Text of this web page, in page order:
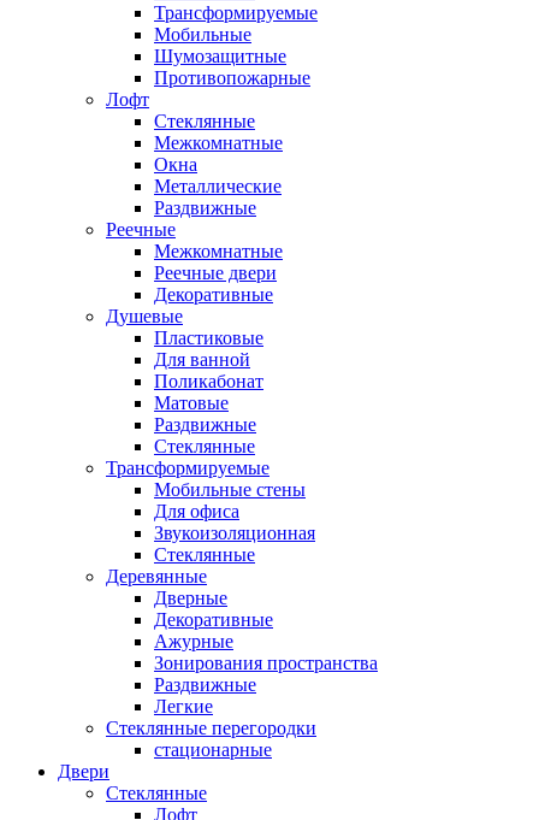
Трансформируемые
Мобильные
Шумозащитные
Противопожарные
Лофт
Стеклянные
Межкомнатные
Окна
Металлические
Раздвижные
Реечные
Межкомнатные
Реечные двери
Декоративные
Душевые
Пластиковые
Для ванной
Поликабонат
Матовые
Раздвижные
Стеклянные
Трансформируемые
Мобильные стены
Для офиса
Звукоизоляционная
Стеклянные
Деревянные
Дверные
Декоративные
Ажурные
Зонирования пространства
Раздвижные
Легкие
Стеклянные перегородки
стационарные
Двери
Стеклянные
Лофт